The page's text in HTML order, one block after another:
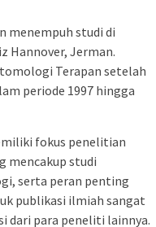
menempuh studi di
Hannover, Jerman.
Terapan setelah
periode 1997 hingga
fokus penelitian
mencakup studi
serta peran penting
publikasi ilmiah sangat
dari para peneliti lainnya.